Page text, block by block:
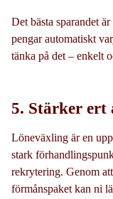
Det bästa sparandet
pengar automatiskt
tänka på det – enkelt
5. Stärker ert
Löneväxling är en
stark
rekrytering. Genom
förmånspaket kan ni